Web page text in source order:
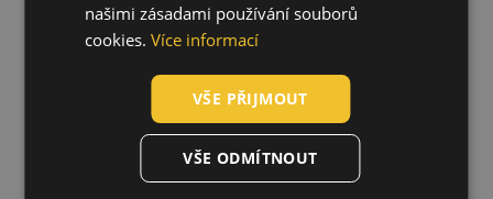
05010546
05010530
ROMANIAN
DUTCH
LATVIAN
našimi zásadami používání souborů
cookies. Více informací
VŠE PŘIJMOUT
VŠE ODMÍTNOUT